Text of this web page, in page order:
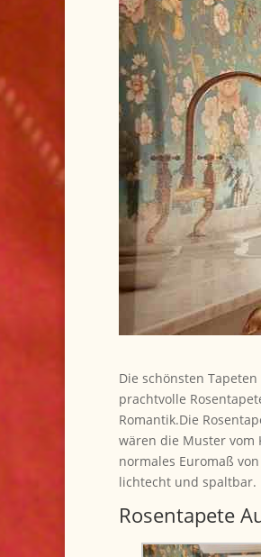
Die schönsten
prachtvolle
Romantik.Die
wären die Muster vom
normales Euromaß
lichtecht und spaltbar.
Rosentapete